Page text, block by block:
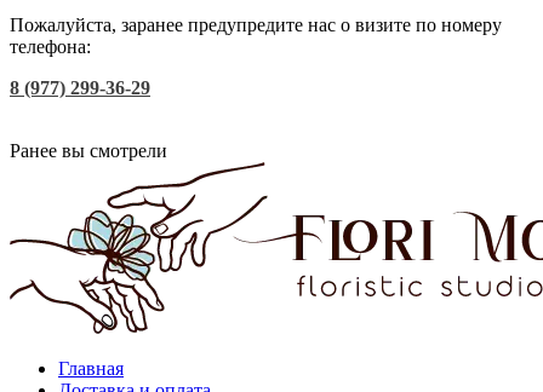
Пожалуйста, заранее предупредите нас о визите по номеру
телефона:
8 (977) 299-36-29
Ранее вы смотрели
Главная